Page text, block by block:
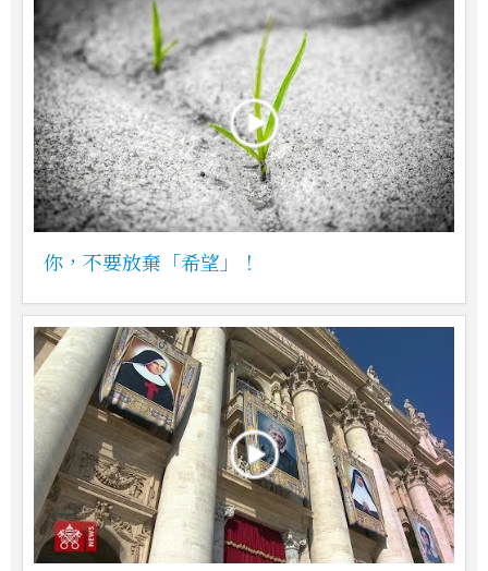
你，不要放棄「希望」！